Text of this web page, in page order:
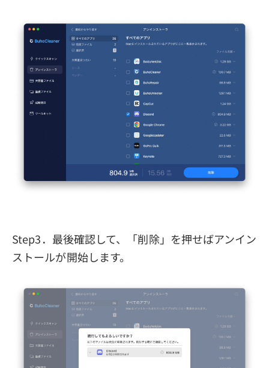
Step3．最後確認して、「削除」を押せばアンイン
ストールが開始します。